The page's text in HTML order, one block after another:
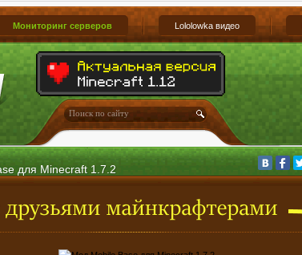
Мониторинг серверов Lololowka видео
для Minecraft 1.7.2